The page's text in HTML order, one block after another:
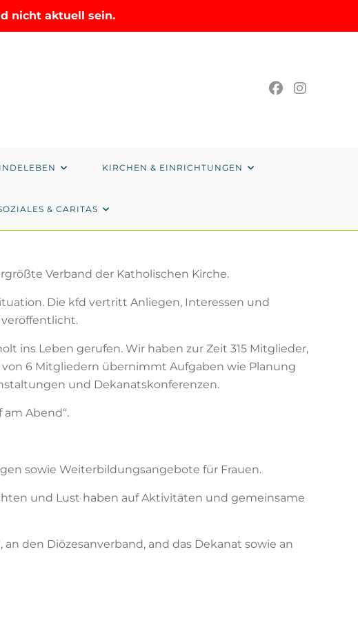
nicht aktuell sein.
KIRCHEN & EINRICHTUNGEN
& CARITAS
Verband der Katholischen Kirche.
Die kfd vertritt Anliegen, Interessen und
veröffentlicht.
ins Leben gerufen. Wir haben zur Zeit 315 Mitglieder,
6 Mitgliedern übernimmt Aufgaben wie Planung
und Dekanatskonferenzen.
Abend“.
sowie Weiterbildungsangebote für Frauen.
und Lust haben auf Aktivitäten und gemeinsame
den Diözesanverband, and das Dekanat sowie an